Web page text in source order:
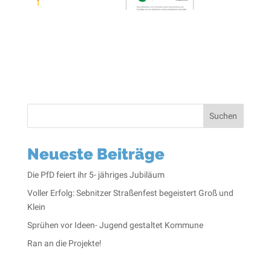
Suchen
Neueste Beiträge
Die PfD feiert ihr 5- jähriges Jubiläum
Voller Erfolg: Sebnitzer Straßenfest begeistert Groß und
Klein
Sprühen vor Ideen- Jugend gestaltet Kommune
Ran an die Projekte!